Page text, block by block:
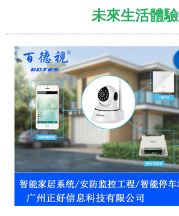
未來生活體驗